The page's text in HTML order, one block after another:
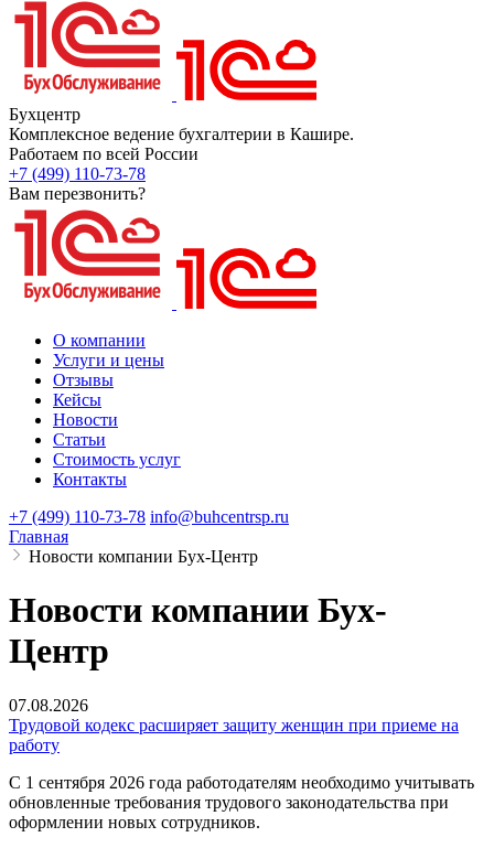
Бухцентр
Комплексное ведение бухгалтерии в Кашире.
Работаем по всей России
+7 (499) 110-73-78
Вам перезвонить?
О компании
Услуги и цены
Отзывы
Кейсы
Новости
Статьи
Стоимость услуг
Контакты
+7 (499) 110-73-78 info@buhcentrsp.ru
Главная
Новости компании Бух-Центр
Новости компании Бух-
Центр
07.08.2026
Трудовой кодекс расширяет защиту женщин при приеме на
работу
С 1 сентября 2026 года работодателям необходимо учитывать
обновленные требования трудового законодательства при
оформлении новых сотрудников.